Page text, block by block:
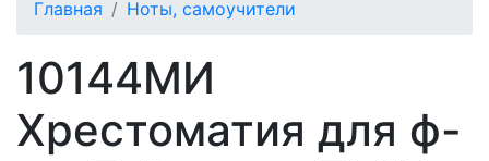
Главная Ноты, самоучители
10144МИ
Хрестоматия для ф-